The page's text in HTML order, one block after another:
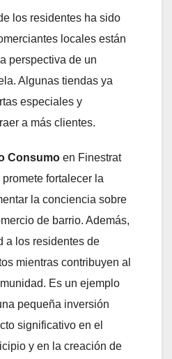
los residentes ha sido
locales están
perspectiva de un
Algunas tiendas ya
especiales y
a más clientes.
Consumo en Finestrat
fortalecer la
la conciencia sobre
de barrio. Además,
a los residentes de
mientras contribuyen al
Es un ejemplo
pequeña inversión
significativo en el
y en la creación de